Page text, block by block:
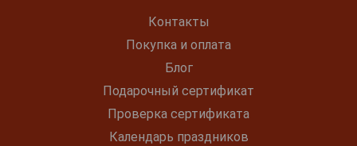
Контакты
Покупка и оплата
Блог
Подарочный сертификат
Проверка сертификата
Календарь праздников